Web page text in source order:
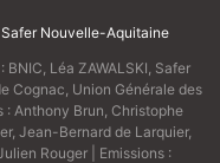
Nouvelle-Aquitaine
BNIC Léa ZAWALSKI Safer
Cognac Union Générale des
: Anthony Brun Christophe
, Jean-Bernard de Larquier,
Rouger | Emissions :